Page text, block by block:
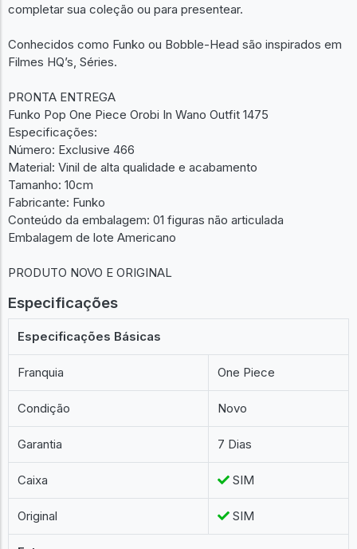
completar sua coleção ou para presentear.
Conhecidos como Funko ou Bobble-Head são inspirados em
Filmes HQ’s, Séries.
PRONTA ENTREGA
Funko Pop One Piece Orobi In Wano Outfit 1475
Especificações:
Número: Exclusive 466
Material: Vinil de alta qualidade e acabamento
Tamanho: 10cm
Fabricante: Funko
Conteúdo da embalagem: 01 figuras não articulada
Embalagem de lote Americano
PRODUTO NOVO E ORIGINAL
Especificações
Especificações Básicas
Franquia One Piece
Condição Novo
Garantia 7 Dias
Caixa SIM
Original SIM